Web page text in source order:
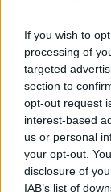
If you wish to
processing of
targeted
section to
opt-out request
interest-based
us or personal
your opt-out.
disclosure of
IAB’s list of
SIENA —Non si
state annullate a
decisione è
Mossi, il
decano e il vice
Già nel 1855 il
volta fu a causa